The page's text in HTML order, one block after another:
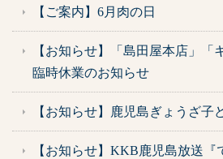
【ご案内】6月肉の日
【お知らせ】「島田屋本店」「
臨時休業のお知らせ
【お知らせ】鹿児島ぎょうざ子
【お知らせ】KKB鹿児島放送